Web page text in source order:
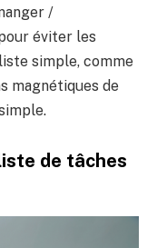
/
éviter les
simple, comme
magnétiques de
de tâches